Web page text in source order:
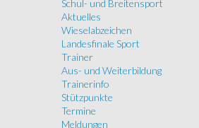
Schul- und Breitensport
Aktuelles
Wieselabzeichen
Landesfinale Sport
Trainer
Aus- und Weiterbildung
Trainerinfo
Stützpunkte
Termine
Meldungen